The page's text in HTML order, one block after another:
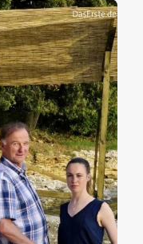
beim
zu besorgen,
Dafür muss er
finden. Der
verschwunden,
Türke" beruht auf
der von den
wurde und